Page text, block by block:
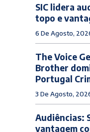
SIC lidera
topo e
6 De Agosto,
The Voice
Brother
Portugal
3 De Agosto,
Audiências:
vantagem